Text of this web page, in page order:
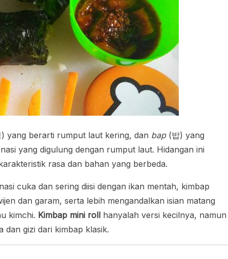
yang berarti rumput laut kering, dan bap(밥) yang
yang digulung dengan rumput laut. Hidangan ini
rasa dan bahan yang berbeda.
cuka dan sering diisi dengan ikan mentah, kimbap
dan garam, serta lebih mengandalkan isian matang
kimchi. Kimbap mini roll hanyalah versi kecilnya, namun
dan gizi dari kimbap klasik.